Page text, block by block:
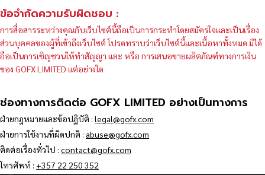
ข้อจำกัดความรับผิดชอบ :
การสื่อสารระหว่างคุณกับเว็บไซต์นี้ถือเป็นการกระทำโดยสมัครใจและเป็นเรื่อง
ส่วนบุคคลของผู้ที่เข้าถึงเว็บไซต์ โปรดทราบว่าเว็บไซต์นี้และเนื้อหาทั้งหมด มิได้
ถือเป็นการเชิญชวนให้ทำสัญญา และ หรือ การเสนอขายผลิตภัณฑ์ทางการเงิน
ของ GOFX LIMITED แต่อย่างใด
ช่องทางการติดต่อ GOFX LIMITED อย่างเป็นทางการ
ฝ่ายกฎหมายและข้อปฏิบัติ : legal@gofx.com
ฝ่ายการใช้งานที่ผิดปกติ : abuse@gofx.com
ติดต่อเรื่องทั่วไป : contact@gofx.com
โทรศัพท์ : +357 22 250 352